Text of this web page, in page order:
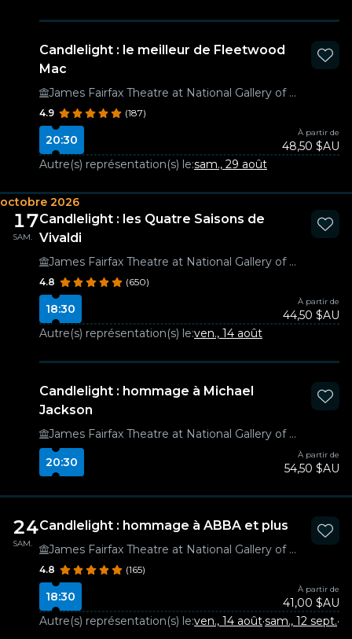
Candlelight : le meilleur de Fleetwood
Mac
James Fairfax Theatre at National Gallery of Australia
4.9 (187)
20:30
À partir de
48,50 $AU
Autre(s) représentation(s) le:sam., 29 août
octobre 2026
17
SAM.
Candlelight : les Quatre Saisons de
Vivaldi
James Fairfax Theatre at National Gallery of Australia
4.8 (650)
18:30
À partir de
44,50 $AU
Autre(s) représentation(s) le:ven., 14 août
Candlelight : hommage à Michael
Jackson
James Fairfax Theatre at National Gallery of Australia
20:30
À partir de
54,50 $AU
24
SAM.
Candlelight : hommage à ABBA et plus
James Fairfax Theatre at National Gallery of Australia
4.8 (165)
18:30
À partir de
41,00 $AU
Autre(s) représentation(s) le:ven., 14 août·sam., 12 sept.·